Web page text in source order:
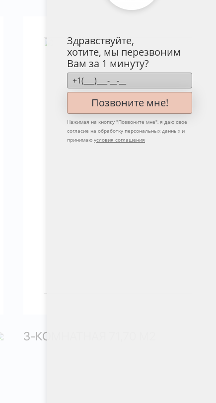
3-КОМНАТНАЯ 71,70 М
Здравствуйте,
хотите, мы перезвоним
Вам за 1 минуту?
Позвоните мне!
Нажимая на кнопку "Позвоните мне", я даю свое
согласие на обработку персональных данных и
принимаю условия соглашения